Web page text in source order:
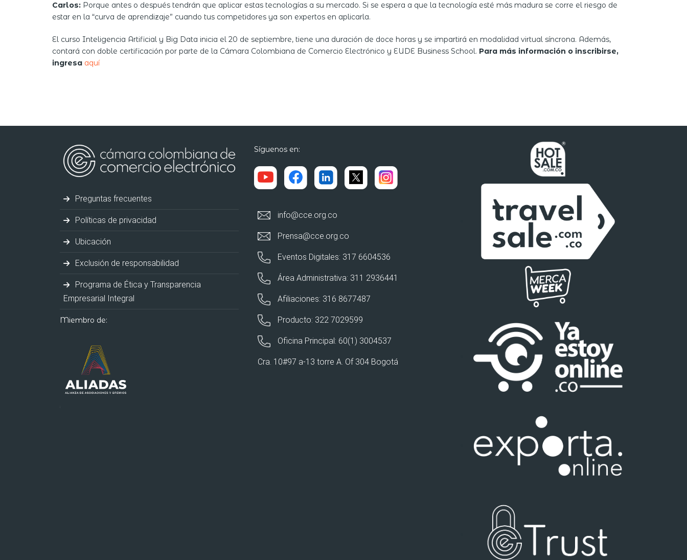
Carlos: Porque antes o después tendrán que aplicar estas tecnologías a su mercado. Si se espera a que la tecnología esté más madura se corre el riesgo de
estar en la “curva de aprendizaje” cuando tus competidores ya son expertos en aplicarla.
El curso Inteligencia Artificial y Big Data inicia el 20 de septiembre, tiene una duración de doce horas y se impartirá en modalidad virtual síncrona. Además,
contará con doble certificación por parte de la Cámara Colombiana de Comercio Electrónico y EUDE Business School. Para más información o inscribirse,
ingresa aquí
Preguntas frecuentes
Políticas de privacidad
Ubicación
Exclusión de responsabilidad
Programa de Ética y Transparencia
Empresarial Integral
Miembro de:
Síguenos en:
info@cce.org.co
Prensa@cce.org.co
Eventos Digitales: 317 6604536
Área Administrativa: 311 2936441
Afiliaciones: 316 8677487
Producto: 322 7029599
Oficina Principal: 60(1) 3004537
Cra. 10#97 a-13 torre A. Of 304 Bogotá